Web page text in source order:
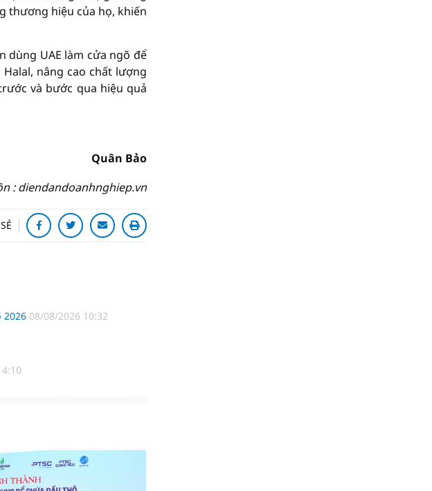
thương hiệu của họ, khiến
dùng UAE làm cửa ngõ để
nâng cao chất lượng
và bước qua hiệu quả
Quân Bảo
: diendandoanhnghiep.vn
2026 08/08/2026 10:32